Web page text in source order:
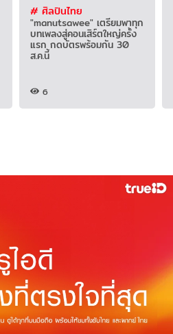
# ศิลปินไทย
"manutsawee" เตรียมพาทุก
บทเพลงสู่คอนเสิร์ตใหญ่ครั้ง
แรก กดบัตรพร้อมกัน 30
ส.ค.นี้
6